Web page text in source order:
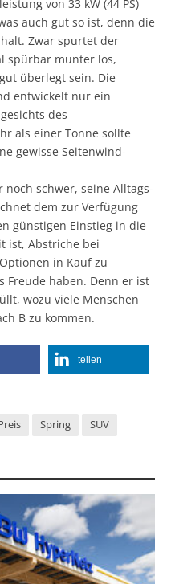
von 33 kW (44 PS)
auch gut so ist, denn die
Zwar spurtet der
spürbar munter los,
überlegt sein. Die
entwickelt nur ein
des
als einer Tonne sollte
gewisse Seitenwind-
schwer, seine Alltags-
dem zur Verfügung
günstigen Einstieg in die
ist, Abstriche bei
in Kauf zu
Freude haben. Denn er ist
wozu viele Menschen
B zu kommen.
teilen
Spring SUV